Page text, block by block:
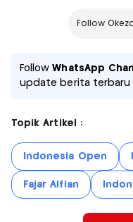
Follow
FollowWhatsApp
update berita terbaru
Topik Artikel :
Indonesia Open
Fajar Alfian